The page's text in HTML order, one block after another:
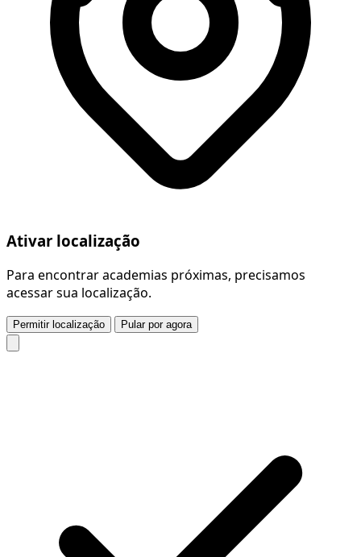
Ativar localização
Para encontrar academias próximas, precisamos
acessar sua localização.
Permitir localização Pular por agora